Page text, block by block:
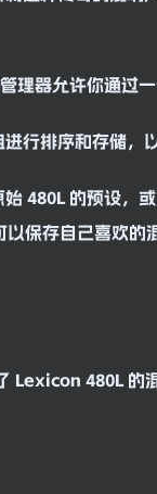
理器允许你通过
行排序和存储，
480L 的预设，
以保存自己喜欢
Lexicon 480L 的